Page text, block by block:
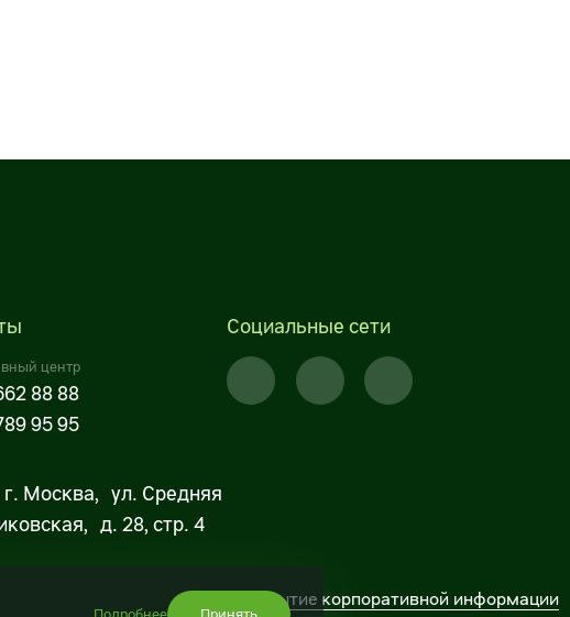
центр
88 88
95 95
г. Москва, ул. Средняя
д. 28, стр. 4
Социальные сети
Раскрытие корпоративной информации